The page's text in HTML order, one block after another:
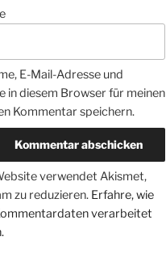
E-Mail-Adresse und
in diesem Browser für meinen
Kommentar speichern.
verwendet Akismet,
zu reduzieren. Erfahre, wie
verarbeitet